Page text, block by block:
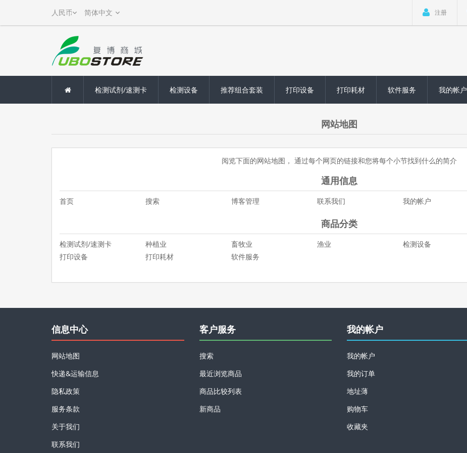
注册
检测试剂/速测卡 检测设备 推荐组合套装 打印设备 打印耗材 软件服务 我的帐户
网站地图
阅览下面的网站地图， 通过每个网页的链接和您将每个小节找到什么的简介
通用信息
首页 搜索 博客管理 联系我们 我的帐户
商品分类
检测试剂/速测卡 种植业 畜牧业 渔业 检测设备
打印设备
打印耗材 软件服务
信息中心
网站地图
快递&运输信息
隐私政策
服务条款
关于我们
联系我们
客户服务
搜索
最近浏览商品
商品比较列表
新商品
我的帐户
我的帐户
我的订单
地址薄
购物车
收藏夹